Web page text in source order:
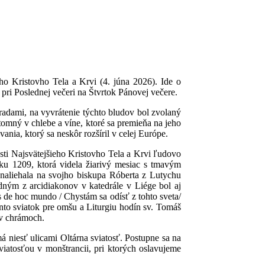
Kristovho Tela a Krvi (4. júna 2026). Ide o
Poslednej večeri na Štvrtok Pánovej večere.
na vyvrátenie týchto bludov bol zvolaný
v chlebe a víne, ktoré sa premieňa na jeho
ktorý sa neskôr rozšíril v celej Európe.
Najsvätejšieho Kristovho Tela a Krvi ľudovo
1209, ktorá videla žiarivý mesiac s tmavým
na svojho biskupa Róberta z Lutychu
z arcidiakonov v katedrále v Liége bol aj
hoc mundo / Chystám sa odísť z tohto sveta/
sviatok pre omšu a Liturgiu hodín sv. Tomáš
chrámoch.
niesť ulicami Oltárna sviatosť. Postupne sa na
v monštrancii, pri ktorých oslavujeme